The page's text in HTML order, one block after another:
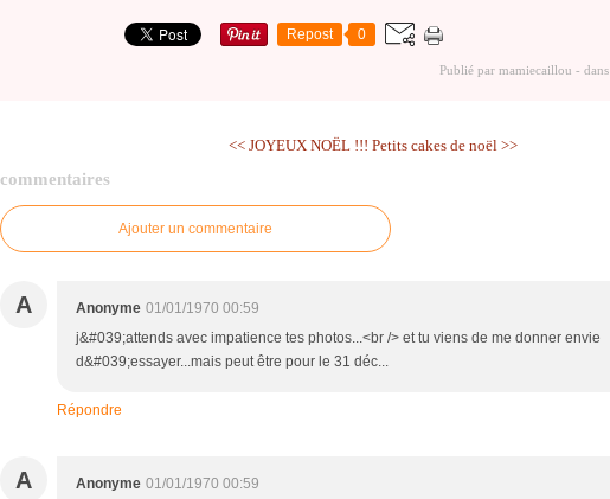
Repost 0
Publié par mamiecaillou - dans
<< JOYEUX NOËL !!! Petits cakes de noël >>
commentaires
Ajouter un commentaire
A Anonyme 01/01/1970 00:59
j&#039;attends avec impatience tes photos...<br /> et tu viens de me donner envie
d&#039;essayer...mais peut être pour le 31 déc...
Répondre
A Anonyme 01/01/1970 00:59